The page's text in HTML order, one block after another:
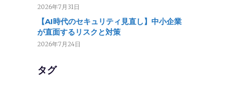
2026年7月31日
【AI時代のセキュリティ見直し】中小企業
が直面するリスクと対策
2026年7月24日
タグ